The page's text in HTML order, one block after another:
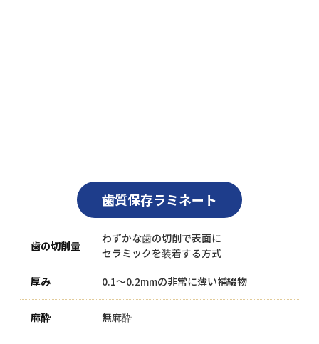
歯質保存ラミネート
わずかな歯の切削で表面に
セラミックを装着する方式
0.1〜0.2mmの非常に薄い補綴物
無麻酔